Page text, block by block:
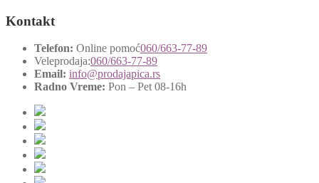
Kontakt
Telefon: Online pomoć060/663-77-89
Veleprodaja:060/663-77-89
Email: info@prodajapica.rs
Radno Vreme: Pon – Pet 08-16h